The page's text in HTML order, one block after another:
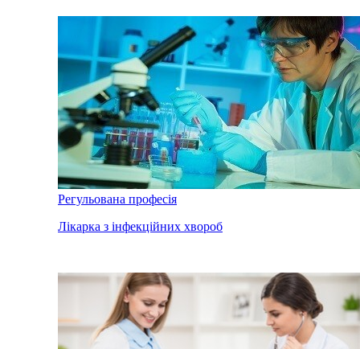
Регульована професія
Лікарка з інфекційних хвороб